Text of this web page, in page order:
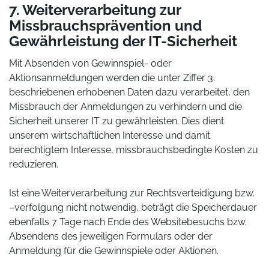
7. Weiterverarbeitung zur
Missbrauchsprävention und
Gewährleistung der IT-Sicherheit
Mit Absenden von Gewinnspiel- oder
Aktionsanmeldungen werden die unter Ziffer 3.
beschriebenen erhobenen Daten dazu verarbeitet, den
Missbrauch der Anmeldungen zu verhindern und die
Sicherheit unserer IT zu gewährleisten. Dies dient
unserem wirtschaftlichen Interesse und damit
berechtigtem Interesse, missbrauchsbedingte Kosten zu
reduzieren.
Ist eine Weiterverarbeitung zur Rechtsverteidigung bzw.
–verfolgung nicht notwendig, beträgt die Speicherdauer
ebenfalls 7 Tage nach Ende des Websitebesuchs bzw.
Absendens des jeweiligen Formulars oder der
Anmeldung für die Gewinnspiele oder Aktionen.